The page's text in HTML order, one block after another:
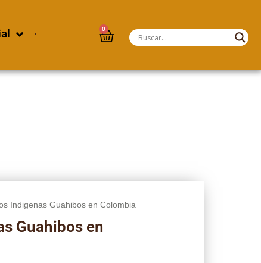
0
Indigenas Guahibos en Colombia
Guahibos en